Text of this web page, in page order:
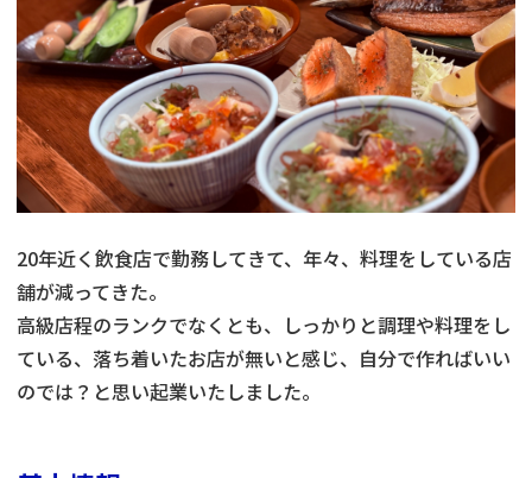
20年近く飲食店で勤務してきて、年々、料理をしている店
舗が減ってきた。
高級店程のランクでなくとも、しっかりと調理や料理をし
ている、落ち着いたお店が無いと感じ、自分で作ればいい
のでは？と思い起業いたしました。